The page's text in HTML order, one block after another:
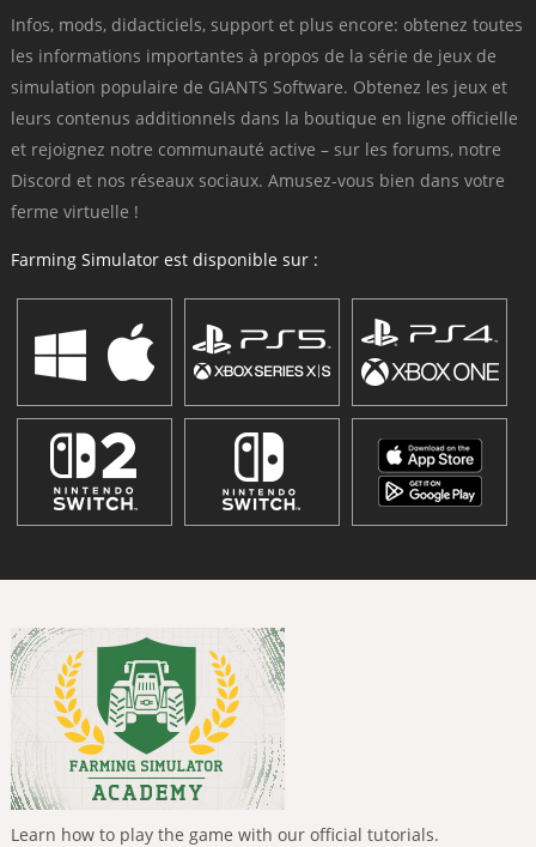
Infos, mods, didacticiels, support et plus encore: obtenez toutes
les informations importantes à propos de la série de jeux de
simulation populaire de GIANTS Software. Obtenez les jeux et
leurs contenus additionnels dans la boutique en ligne officielle
et rejoignez notre communauté active – sur les forums, notre
Discord et nos réseaux sociaux. Amusez-vous bien dans votre
ferme virtuelle !
Farming Simulator est disponible sur :
Learn how to play the game with our official tutorials.